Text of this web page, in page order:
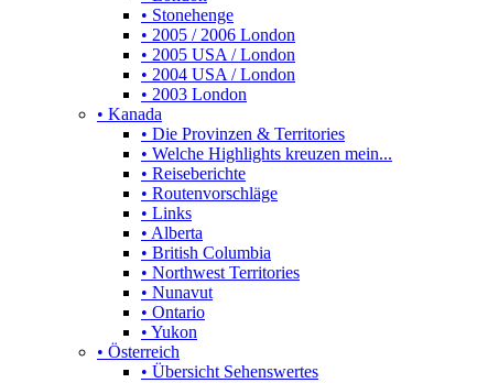
• Stonehenge
• 2005 / 2006 London
• 2005 USA / London
• 2004 USA / London
• 2003 London
• Kanada
• Die Provinzen & Territories
• Welche Highlights kreuzen mein...
• Reiseberichte
• Routenvorschläge
• Links
• Alberta
• British Columbia
• Northwest Territories
• Nunavut
• Ontario
• Yukon
• Österreich
• Übersicht Sehenswertes